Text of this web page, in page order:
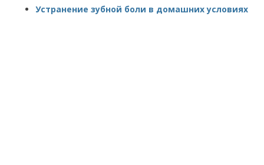
Устранение зубной боли в домашних условиях